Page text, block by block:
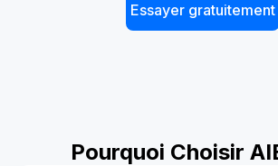
Essayer gratuitement
Pourquoi Choisir